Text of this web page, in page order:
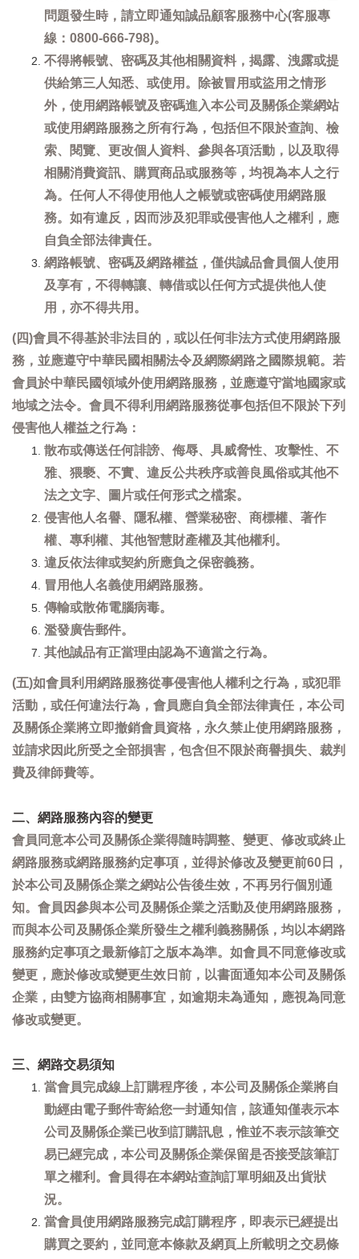
問題發生時，請立即通知誠品顧客服務中心(客服專
線：0800-666-798)。
不得將帳號、密碼及其他相關資料，揭露、洩露或提
供給第三人知悉、或使用。除被冒用或盜用之情形
外，使用網路帳號及密碼進入本公司及關係企業網站
或使用網路服務之所有行為，包括但不限於查詢、檢
索、閱覽、更改個人資料、參與各項活動，以及取得
相關消費資訊、購買商品或服務等，均視為本人之行
為。任何人不得使用他人之帳號或密碼使用網路服
務。如有違反，因而涉及犯罪或侵害他人之權利，應
自負全部法律責任。
網路帳號、密碼及網路權益，僅供誠品會員個人使用
及享有，不得轉讓、轉借或以任何方式提供他人使
用，亦不得共用。
(四)會員不得基於非法目的，或以任何非法方式使用網路服
務，並應遵守中華民國相關法令及網際網路之國際規範。若
會員於中華民國領域外使用網路服務，並應遵守當地國家或
地域之法令。會員不得利用網路服務從事包括但不限於下列
侵害他人權益之行為：
散布或傳送任何誹謗、侮辱、具威脅性、攻擊性、不
雅、猥褻、不實、違反公共秩序或善良風俗或其他不
法之文字、圖片或任何形式之檔案。
侵害他人名譽、隱私權、營業秘密、商標權、著作
權、專利權、其他智慧財產權及其他權利。
違反依法律或契約所應負之保密義務。
冒用他人名義使用網路服務。
傳輸或散佈電腦病毒。
濫發廣告郵件。
其他誠品有正當理由認為不適當之行為。
(五)如會員利用網路服務從事侵害他人權利之行為，或犯罪
活動，或任何違法行為，會員應自負全部法律責任，本公司
及關係企業將立即撤銷會員資格，永久禁止使用網路服務，
並請求因此所受之全部損害，包含但不限於商譽損失、裁判
費及律師費等。
二、網路服務內容的變更
會員同意本公司及關係企業得隨時調整、變更、修改或終止
網路服務或網路服務約定事項，並得於修改及變更前60日，
於本公司及關係企業之網站公告後生效，不再另行個別通
知。會員因參與本公司及關係企業之活動及使用網路服務，
而與本公司及關係企業所發生之權利義務關係，均以本網路
服務約定事項之最新修訂之版本為準。如會員不同意修改或
變更，應於修改或變更生效日前，以書面通知本公司及關係
企業，由雙方協商相關事宜，如逾期未為通知，應視為同意
修改或變更。
三、網路交易須知
當會員完成線上訂購程序後，本公司及關係企業將自
動經由電子郵件寄給您一封通知信，該通知僅表示本
公司及關係企業已收到訂購訊息，惟並不表示該筆交
易已經完成，本公司及關係企業保留是否接受該筆訂
單之權利。會員得在本網站查詢訂單明細及出貨狀
況。
當會員使用網路服務完成訂購程序，即表示已經提出
購買之要約，並同意本條款及網頁上所載明之交易條